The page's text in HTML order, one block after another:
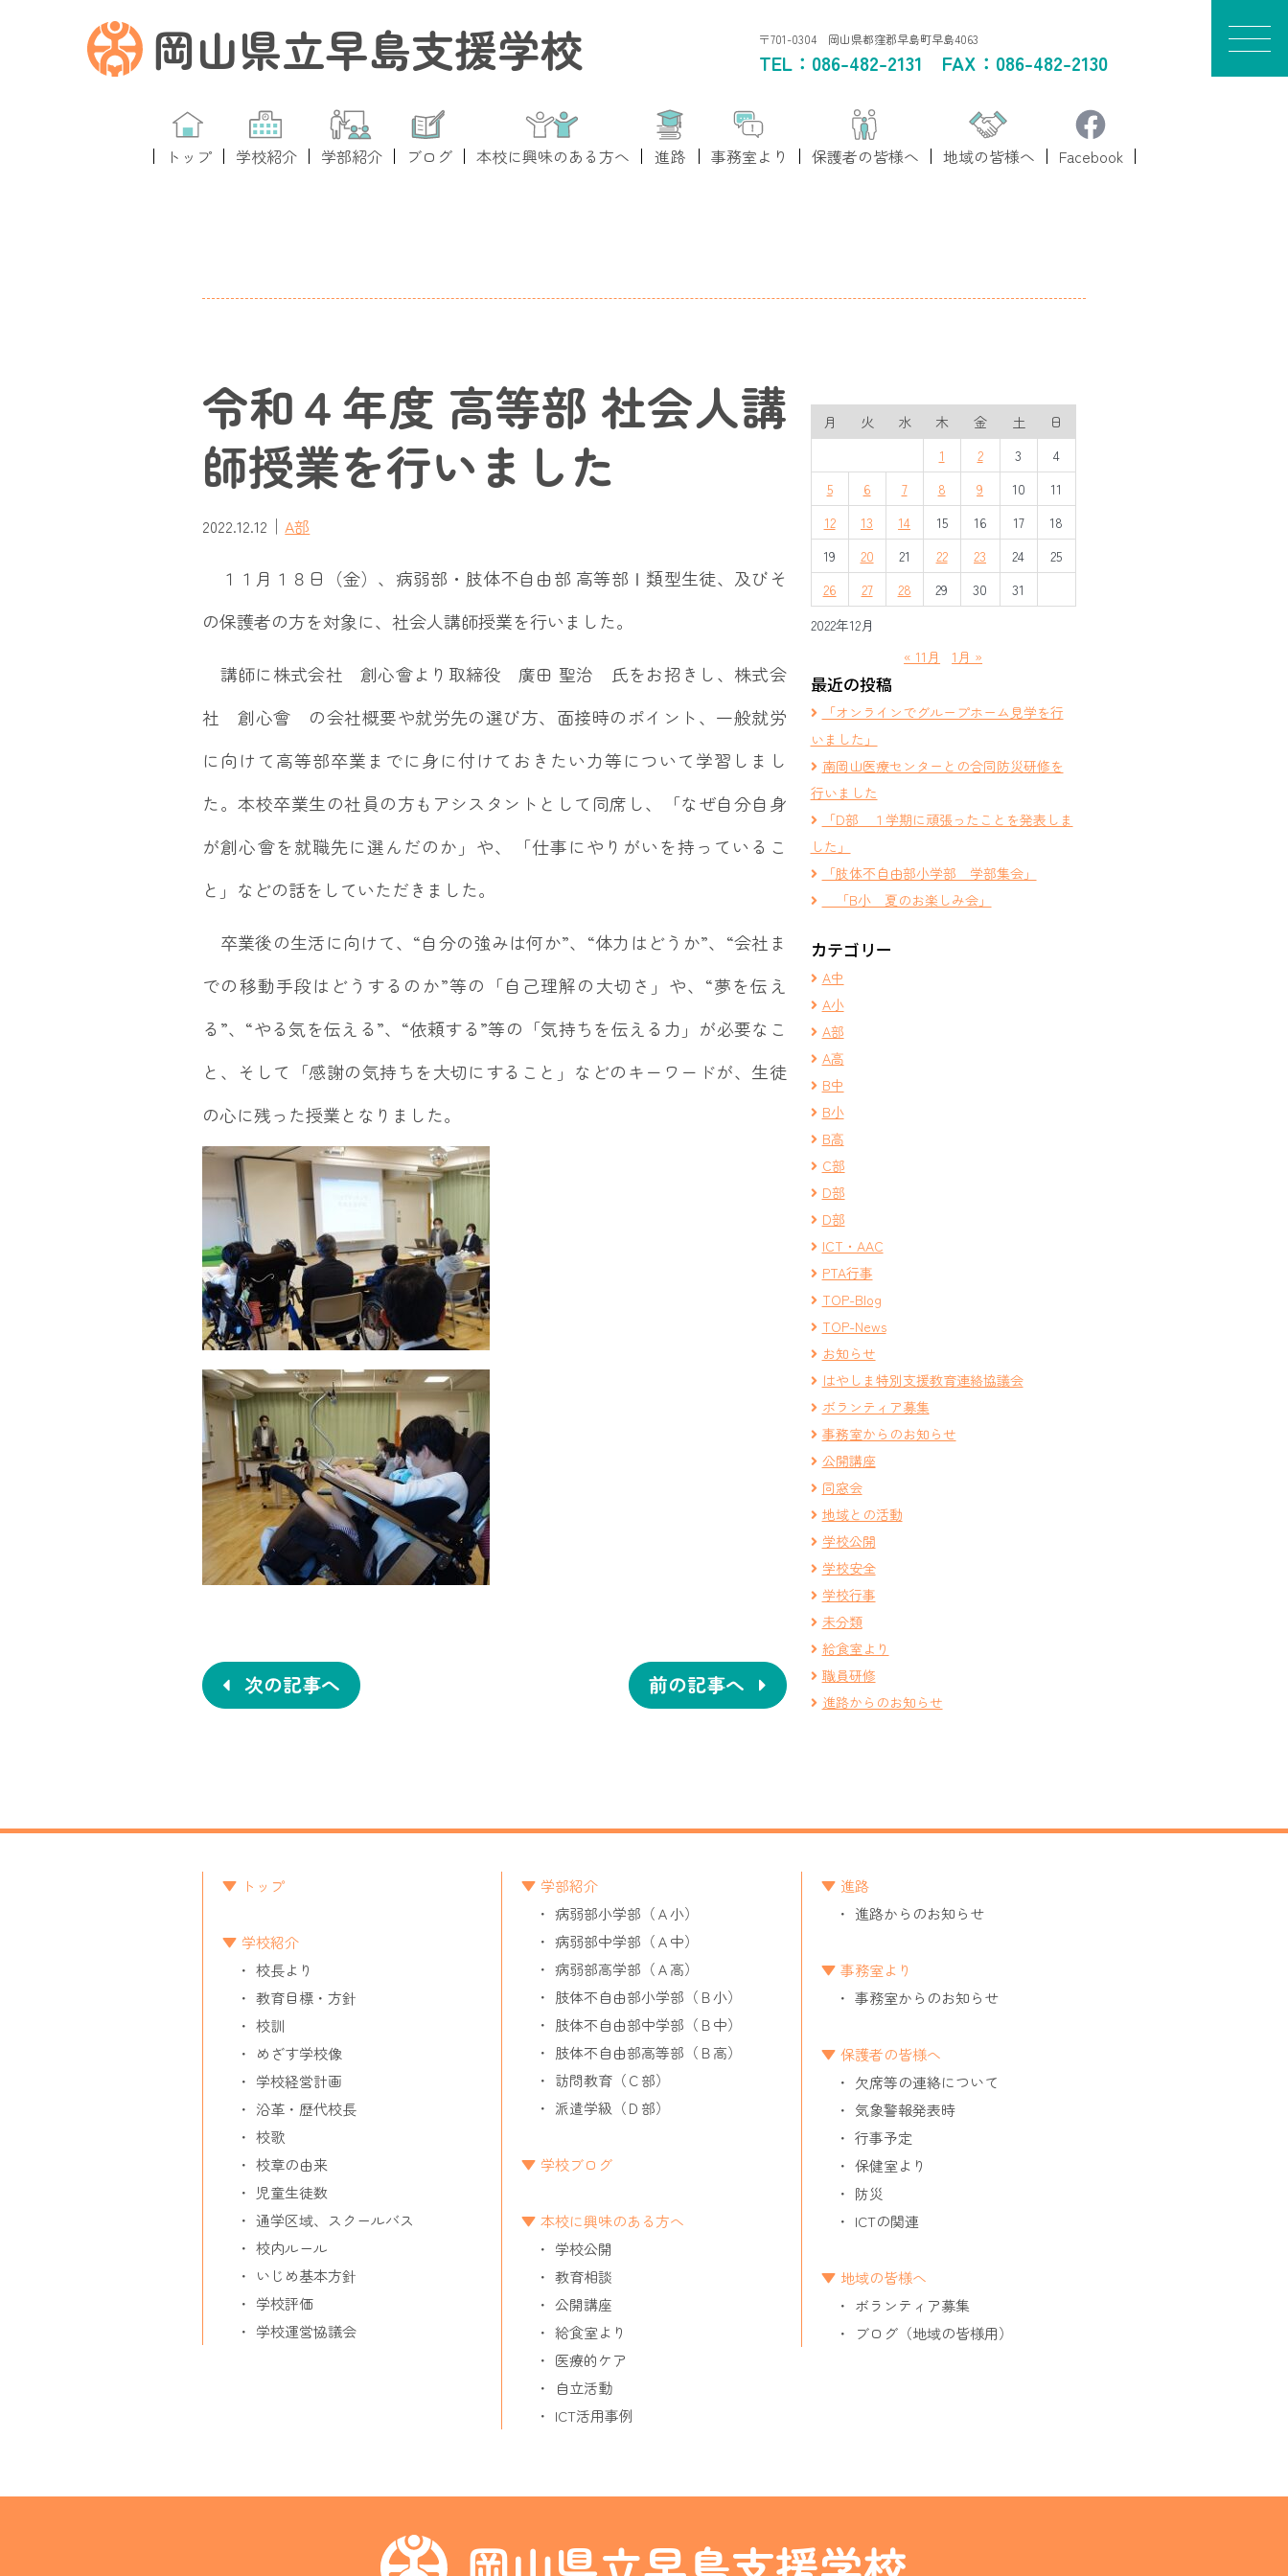
岡山県立早島支援学校 〒701-0304 岡山県都窪郡早島町早島4063
TEL： 086-482-2131 FAX：086-482-2130
トップ 学校紹介 学部紹介 ブログ 本校に興味のある方へ 進路 事務室より 保護者の皆様へ 地域の皆様へ Facebook
令和４年度 高等部 社会人講
師授業を行いました
2022.12.12 ｜ A部
１１月１８日（金）、病弱部・肢体不自由部 高等部Ⅰ類型生徒、及びそ
の保護者の方を対象に、社会人講師授業を行いました。
講師に株式会社 創心會より取締役 廣田 聖治 氏をお招きし、株式会
社 創心會 の会社概要や就労先の選び方、面接時のポイント、一般就労
に向けて高等部卒業までに身に付けておきたい力等について学習しまし
た。本校卒業生の社員の方もアシスタントとして同席し、「なぜ自分自身
が創心會を就職先に選んだのか」や、「仕事にやりがいを持っているこ
と」などの話をしていただきました。
卒業後の生活に向けて、“自分の強みは何か”、“体力はどうか”、“会社ま
での移動手段はどうするのか”等の「自己理解の大切さ」や、“夢を伝え
る”、“やる気を伝える”、“依頼する”等の「気持ちを伝える力」が必要なこ
と、そして「感謝の気持ちを大切にすること」などのキーワードが、生徒
の心に残った授業となりました。
稿
ナ
ー
シ
ョ
ン
前の記事へ
次の記事へ
2022年12月
月 火 水 木 金 土
日
1
2 3
4
5
6 7 8 9 10
11
12
13 14 15 16 17
18
19
20 21 22 23 24
25
26
27 28 29 30 31
« 11月 1月 »
最近の投稿
「オンラインでグループホーム見学を行
いました」
南岡山医療センターとの合同防災研修を
行いました
「D部 １学期に頑張ったことを発表しま
した」
「肢体不自由部小学部 学部集会」
「B小 夏のお楽しみ会」
カテゴリー
A中
A小
A部
A高
B中
B小
B高
C部
D部
D部
ICT・AAC
PTA行事
TOP-Blog
TOP-News
お知らせ
はやしま特別支援教育連絡協議会
ボランティア募集
事務室からのお知らせ
公開講座
同窓会
地域との活動
学校公開
学校安全
学校行事
未分類
給食室より
職員研修
進路からのお知らせ
トップ
学校紹介
校長より
教育目標・方針
校訓
めざす学校像
学校経営計画
沿革・歴代校長
校歌
校章の由来
児童生徒数
通学区域、スクールバス
校内ルール
いじめ基本方針
学校評価
学校運営協議会
学部紹介
病弱部小学部（Ａ小）
病弱部中学部（Ａ中）
病弱部高学部（Ａ高）
肢体不自由部小学部（Ｂ小）
肢体不自由部中学部（Ｂ中）
肢体不自由部高等部（Ｂ高）
訪問教育（Ｃ部）
派遣学級（Ｄ部）
学校ブログ
本校に興味のある方へ
学校公開
教育相談
公開講座
給食室より
医療的ケア
自立活動
ICT活用事例
進路
進路からのお知らせ
事務室より
事務室からのお知らせ
保護者の皆様へ
欠席等の連絡について
気象警報発表時
行事予定
保健室より
防災
ICTの関連
地域の皆様へ
ボランティア募集
ブログ（地域の皆様用）